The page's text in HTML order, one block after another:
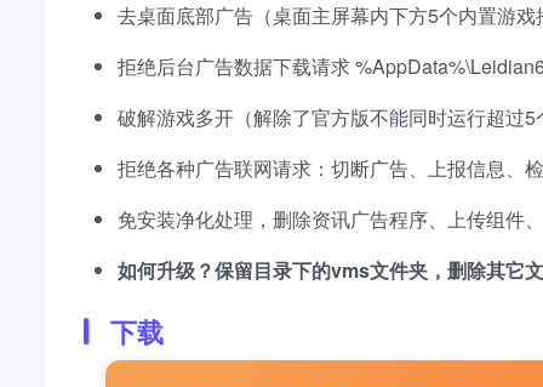
去桌面底部广告（桌面主屏幕内下方5个内置游戏
拒绝后台广告数据下载请求
破解游戏多开（解除了官方版不能同时运行超过
拒绝各种广告联网请求：切断广告、上报信息、
免安装净化处理，删除资讯广告程序、上传组件
如何升级？保留目录下的vms文件夹，删除其它
下载